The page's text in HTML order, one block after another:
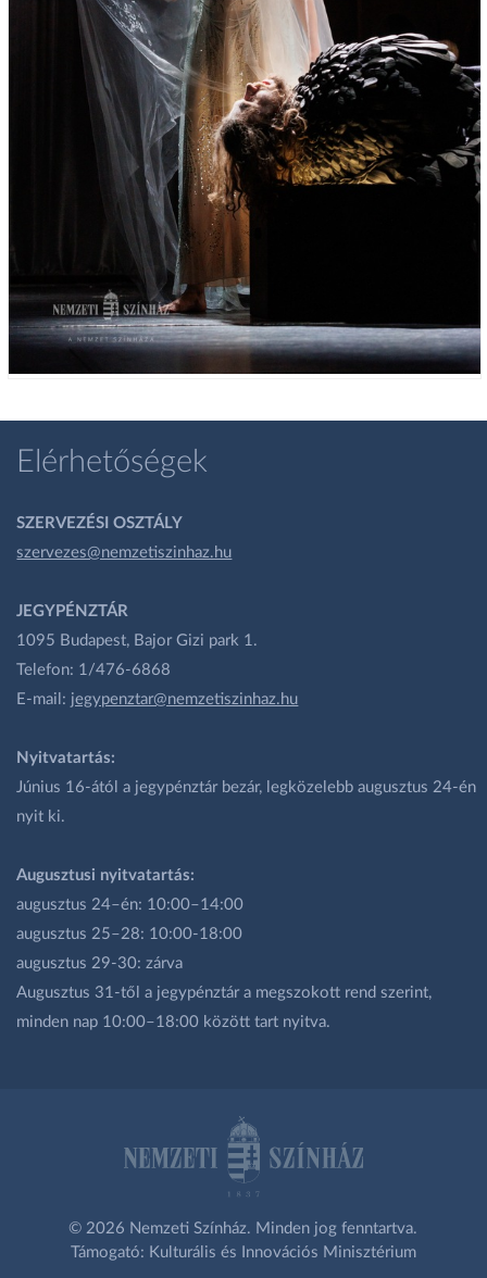
Elérhetőségek
SZERVEZÉSI OSZTÁLY
szervezes@nemzetiszinhaz.hu
JEGYPÉNZTÁR
1095 Budapest, Bajor Gizi park 1.
Telefon: 1/476-6868
E-mail: jegypenztar@nemzetiszinhaz.hu
Nyitvatartás:
Június 16-ától a jegypénztár bezár, legközelebb augusztus 24-én
nyit ki.
Augusztusi nyitvatartás:
augusztus 24–én: 10:00–14:00
augusztus 25–28: 10:00-18:00
augusztus 29-30: zárva
Augusztus 31-től a jegypénztár a megszokott rend szerint,
minden nap 10:00–18:00 között tart nyitva.
© 2026 Nemzeti Színház. Minden jog fenntartva.
Támogató: Kulturális és Innovációs Minisztérium